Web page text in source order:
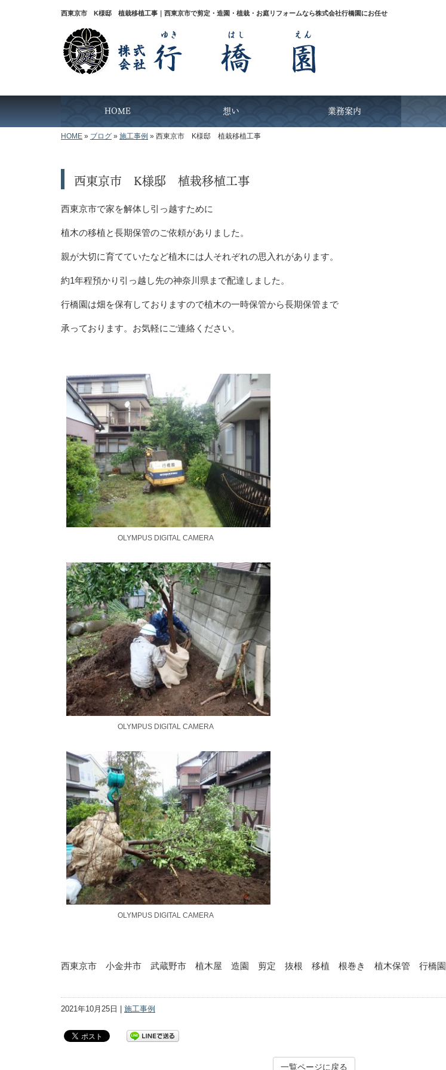
西東京市 K様邸 植栽移植工事｜西東京市で剪定・造園・植栽・お庭リフォームなら株式会社行橋園にお任せ
HOME 想い 業務案内
HOME » ブログ » 施工事例 » 西東京市 K様邸 植栽移植工事
西東京市 K様邸 植栽移植工事
西東京市で家を解体し引っ越すために
植木の移植と長期保管のご依頼がありました。
親が大切に育てていたなど植木には人それぞれの思入れがあります。
約1年程預かり引っ越し先の神奈川県まで配達しました。
行橋園は畑を保有しておりますので植木の一時保管から長期保管まで
承っております。お気軽にご連絡ください。
OLYMPUS DIGITAL CAMERA
OLYMPUS DIGITAL CAMERA
OLYMPUS DIGITAL CAMERA
西東京市 小金井市 武蔵野市 植木屋 造園 剪定 抜根 移植 根巻き 植木保管 行橋園
2021年10月25日 | 施工事例
一覧ページに戻る